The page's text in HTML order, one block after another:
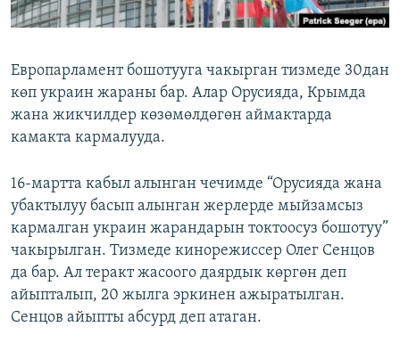
Европарламент бошотууга чакырган тизмеде 30дан
көп украин жараны бар. Алар Орусияда, Крымда
жана жикчилдер көзөмөлдөгөн аймактарда
камакта кармалууда.
16-мартта кабыл алынган чечимде “Орусияда жана
убактылуу басып алынган жерлерде мыйзамсыз
кармалган украин жарандарын токтоосуз бошотуу”
чакырылган. Тизмеде кинорежиссер Олег Сенцов
да бар. Ал теракт жасоого даярдык көргөн деп
айыпталып, 20 жылга эркинен ажыратылган.
Сенцов айыпты абсурд деп атаган.